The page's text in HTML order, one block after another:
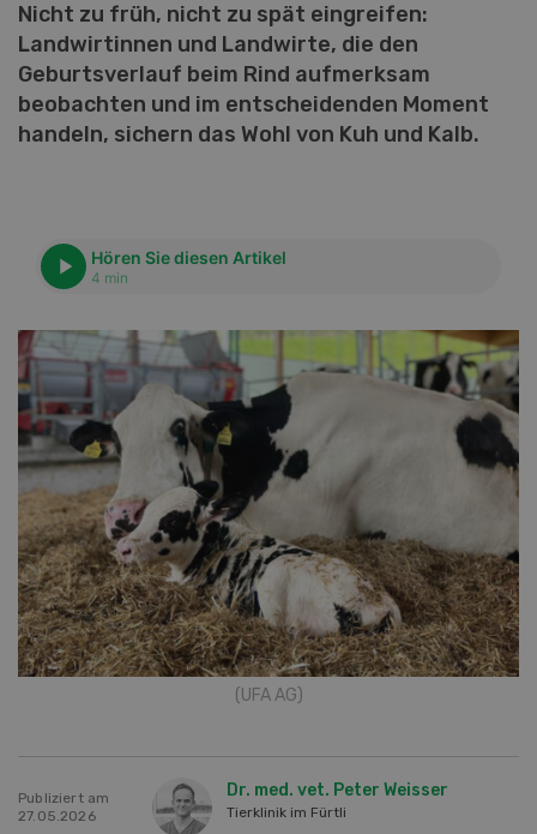
Nicht zu früh, nicht zu spät eingreifen:
Landwirtinnen und Landwirte, die den
Geburtsverlauf beim Rind aufmerksam
beobachten und im entscheidenden Moment
handeln, sichern das Wohl von Kuh und Kalb.
Hören Sie diesen Artikel
4 min
(UFA AG)
Publiziert am
27.05.2026
Dr. med. vet. Peter Weisser
Tierklinik im Fürtli